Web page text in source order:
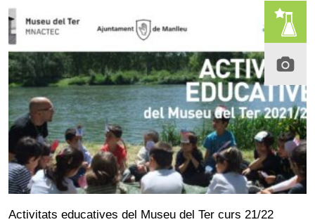
Activitats educatives del Museu del Ter curs 21/22